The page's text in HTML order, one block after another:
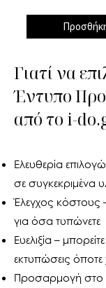
Γιατί να
Έντυπο
από το i-
Ελευθερία
σε συγκεκριμένα
Έλεγχος κόστους
για όσα τυπώνετε
Ευελιξία –
εκτυπώσεις όποτε
Προσαρμογή στο